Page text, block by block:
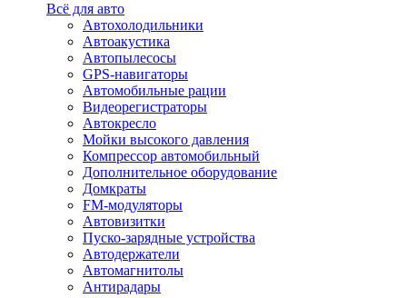
Всё для авто
Автохолодильники
Автоакустика
Автопылесосы
GPS-навигаторы
Автомобильные рации
Видеорегистраторы
Автокресло
Мойки высокого давления
Компрессор автомобильный
Дополнительное оборудование
Домкраты
FM-модуляторы
Автовизитки
Пуско-зарядные устройства
Автодержатели
Автомагнитолы
Антирадары